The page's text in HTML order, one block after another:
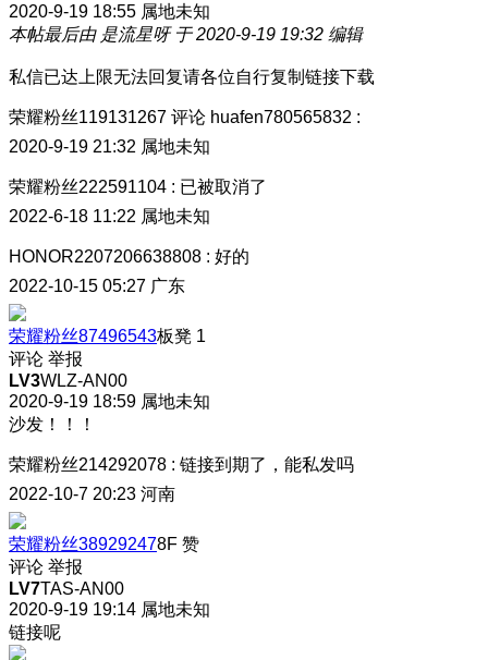
2020-9-19 18:55 属地未知
本帖最后由 是流星呀 于 2020-9-19 19:32 编辑
私信已达上限无法回复请各位自行复制链接下载
荣耀粉丝119131267 评论 huafen780565832 :
2020-9-19 21:32 属地未知
荣耀粉丝222591104 : 已被取消了
2022-6-18 11:22 属地未知
HONOR2207206638808 : 好的
2022-10-15 05:27 广东
荣耀粉丝87496543板凳 1
评论 举报
LV3WLZ-AN00
2020-9-19 18:59 属地未知
沙发！！！
荣耀粉丝214292078 : 链接到期了，能私发吗
2022-10-7 20:23 河南
荣耀粉丝389292478F 赞
评论 举报
LV7TAS-AN00
2020-9-19 19:14 属地未知
链接呢